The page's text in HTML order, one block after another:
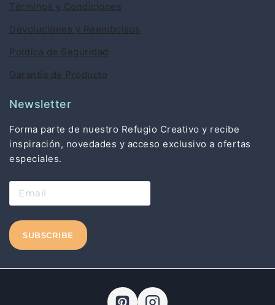
Términos y Condiciones
Devoluciones y Reembolsos
Política de Seguridad
Garantía de Producto
Newsletter
Forma parte de nuestro Refugio Creativo y recibe
inspiración, novedades y acceso exclusivo a ofertas
especiales.